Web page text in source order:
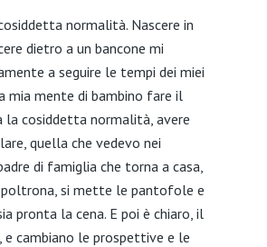
normalità. Nascere in
dietro a un bancone mi
a seguire le tempi dei miei
mia mente di bambino fare il
la cosiddetta normalità, avere
quella che vedevo nei
di famiglia che torna a casa,
poltrona, si mette le pantofole e
pronta la cena. E poi è chiaro, il
e cambiano le prospettive e le